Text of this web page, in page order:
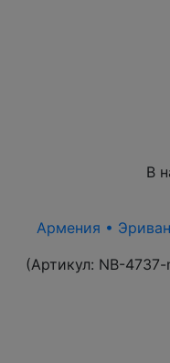
В
Армения •
(Артикул: NB-4737-